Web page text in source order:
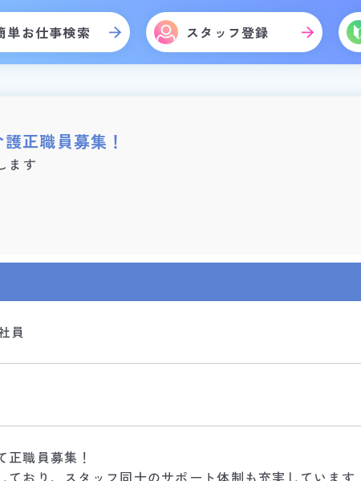
単お仕事検索 スタッフ登録
正職員募集！
ます
員
正職員募集！
ており、スタッフ同士のサポート体制も充実しています